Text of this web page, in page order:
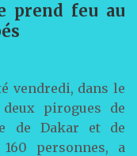
prend feu au
vendredi, dans le
pirogues de
de Dakar et de
personnes, a